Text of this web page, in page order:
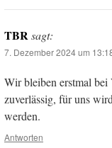
TBRsagt:
7. Dezember 2024 um
Wir bleiben erstmal
zuverlässig, für uns
werden.
Antworten